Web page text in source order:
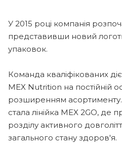
У 2015 році компанія
представивши новий
упаковок.
Команда кваліфікованих
MEX Nutrition на постійній
розширенням
стала лінійка MEX 2GO, де
розділу активного
загального стану здоров'я.